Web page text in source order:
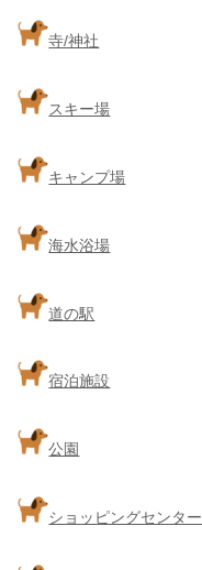
寺/神社
スキー場
キャンプ場
海水浴場
道の駅
宿泊施設
公園
ショッピングセンター